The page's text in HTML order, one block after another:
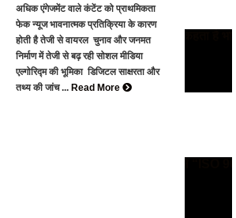
अधिक एंगेजमेंट वाले कंटेंट को प्राथमिकता
फेक न्यूज भावनात्मक प्रतिक्रिया के कारण
होती है तेजी से वायरल चुनाव और जनमत
निर्माण में तेजी से बढ़ रही सोशल मीडिया
एल्गोरिद्म की भूमिका डिजिटल साक्षरता और
तथ्य की जांच ... Read More